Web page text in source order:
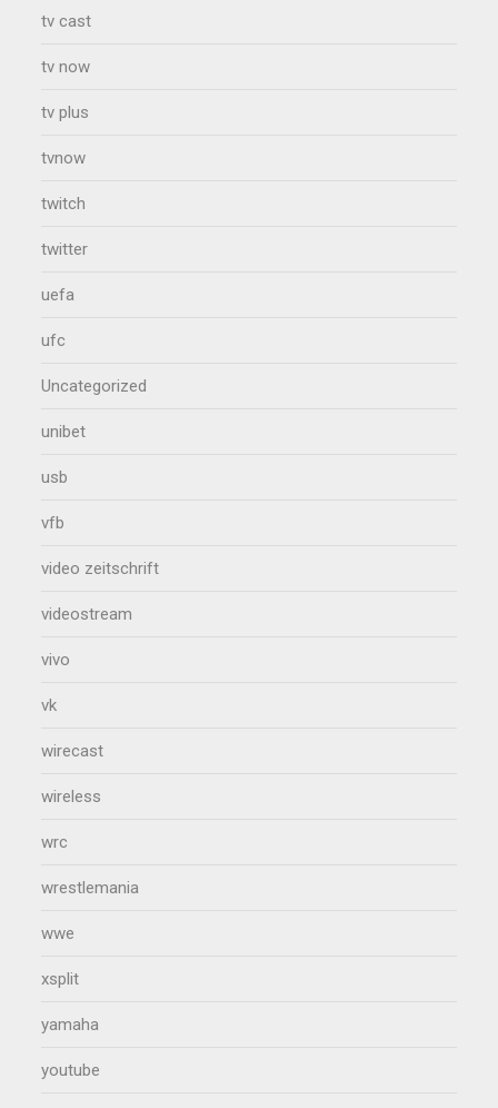
tv cast
tv now
tv plus
tvnow
twitch
twitter
uefa
ufc
Uncategorized
unibet
usb
vfb
video zeitschrift
videostream
vivo
vk
wirecast
wireless
wrc
wrestlemania
wwe
xsplit
yamaha
youtube